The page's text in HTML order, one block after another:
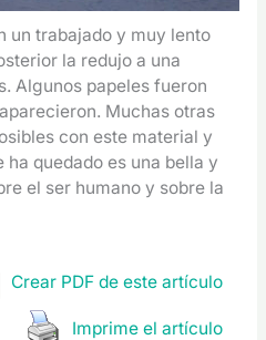
un trabajado y muy lento
la redujo a una
Algunos papeles fueron
Muchas otras
con este material y
ha quedado es una bella y
el ser humano y sobre la
Crear PDF de este artículo
Imprime el artículo